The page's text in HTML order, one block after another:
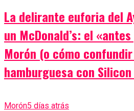
La delirante euforia del
un McDonald’s: el
Morón (o cómo
hamburguesa con
Morón5 días atrás